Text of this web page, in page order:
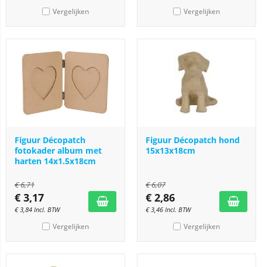
Vergelijken Vergelijken
Figuur Décopatch
fotokader album met
harten 14x1.5x18cm
€6,71
€ 3,17
€3,84 Incl. BTW
Vergelijken
Figuur Décopatch hond
15x13x18cm
€6,07
€ 2,86
€3,46 Incl. BTW
Vergelijken